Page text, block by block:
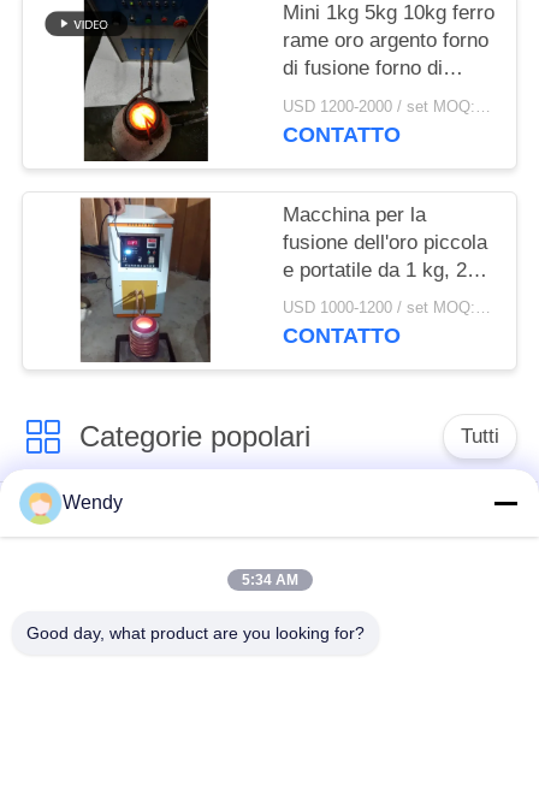
Mini 1kg 5kg 10kg ferro
rame oro argento forno
di fusione forno di
induzione
USD 1200-2000 / set MOQ:1 set
CONTATTO
Macchina per la
fusione dell'oro piccola
e portatile da 1 kg, 2
kg, 3 kg, 5 kg in
vendita
USD 1000-1200 / set MOQ:1 set
CONTATTO
Categorie popolari Tutti
forno di fusione di
induzione
fusione
piccola induzione
induzione
Wendy
5:34 AM
Good day, what product are you looking for?